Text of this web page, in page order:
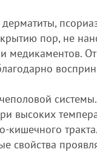
пор, не
медикаментов.
высоких
кишечного
свойства